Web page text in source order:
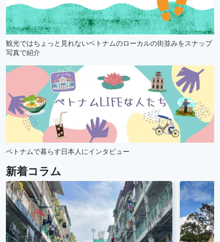
観光ではちょっと見れないベトナムのローカルの街並みをスナップ
写真で紹介
ベトナムで暮らす日本人にインタビュー
新着コラム